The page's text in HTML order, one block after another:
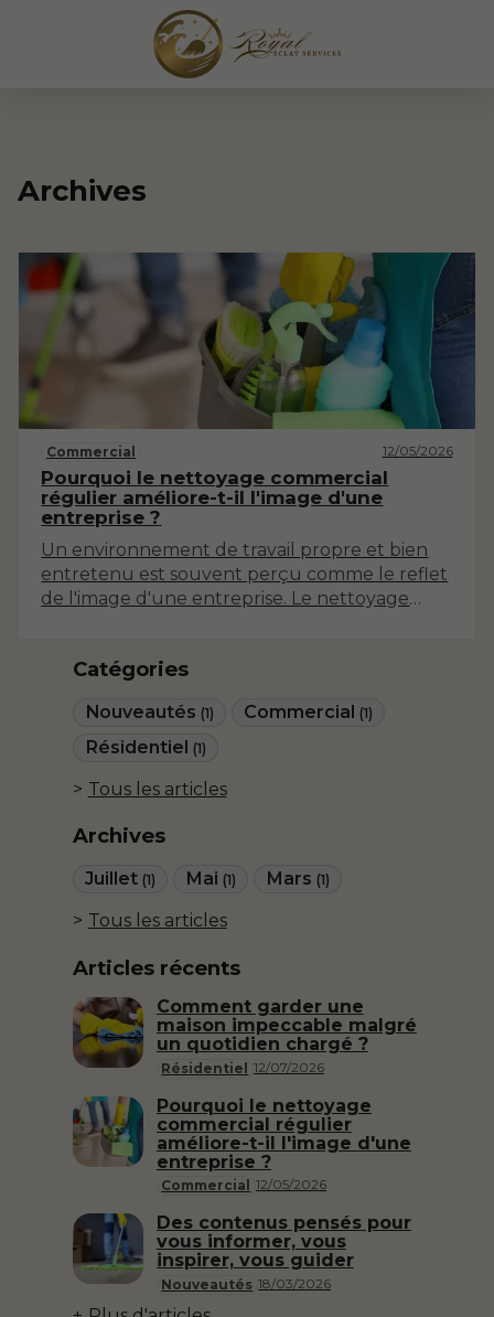
Catégories
Nouveautés (1) Commercial(1)
Résidentiel (1)
Tous les articles
Archives
Juillet (1) Mai(1) Mars(1)
Tous les articles
Articles récents
Résidentiel 12/07/2026
Comment garder une
maison impeccable malgré
un quotidien chargé ?
Commercial 12/05/2026
Pourquoi le nettoyage
commercial régulier
améliore-t-il l'image d'une
entreprise ?
Nouveautés 18/03/2026
Des contenus pensés pour
vous informer, vous
inspirer, vous guider
Archives
Commercial 12/05/2026
Pourquoi le nettoyage commercial
régulier améliore-t-il l'image d'une
entreprise ?
Un environnement de travail propre et bien
entretenu est souvent perçu comme le reflet
de l'image d'une entreprise. Le nettoyage
article explore les différentes dimensions de
avantages d'un nettoyage professionnel sur
l'image d'une entreprise.